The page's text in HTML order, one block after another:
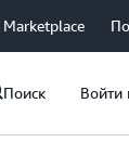
Marketplace
Поиск Войти